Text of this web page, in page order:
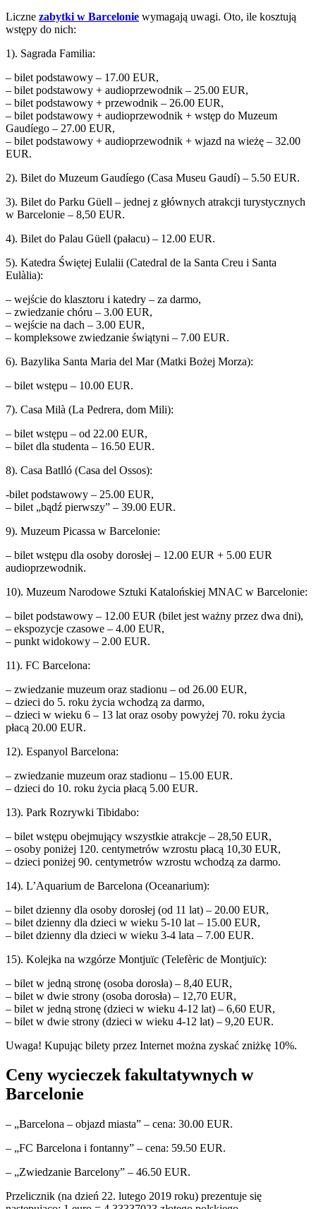
Liczne zabytki w Barcelonie wymagają uwagi. Oto, ile kosztują
wstępy do nich:
1). Sagrada Familia:
– bilet podstawowy – 17.00 EUR,
– bilet podstawowy + audioprzewodnik – 25.00 EUR,
– bilet podstawowy + przewodnik – 26.00 EUR,
– bilet podstawowy + audioprzewodnik + wstęp do Muzeum
Gaudíego – 27.00 EUR,
– bilet podstawowy + audioprzewodnik + wjazd na wieżę – 32.00
EUR.
2). Bilet do Muzeum Gaudíego (Casa Museu Gaudí) – 5.50 EUR.
3). Bilet do Parku Güell – jednej z głównych atrakcji turystycznych
w Barcelonie – 8,50 EUR.
4). Bilet do Palau Güell (pałacu) – 12.00 EUR.
5). Katedra Świętej Eulalii (Catedral de la Santa Creu i Santa
Eulàlia):
– wejście do klasztoru i katedry – za darmo,
– zwiedzanie chóru – 3.00 EUR,
– wejście na dach – 3.00 EUR,
– kompleksowe zwiedzanie świątyni – 7.00 EUR.
6). Bazylika Santa Maria del Mar (Matki Bożej Morza):
– bilet wstępu – 10.00 EUR.
7). Casa Milà (La Pedrera, dom Mili):
– bilet wstępu – od 22.00 EUR,
– bilet dla studenta – 16.50 EUR.
8). Casa Batlló (Casa del Ossos):
-bilet podstawowy – 25.00 EUR,
– bilet „bądź pierwszy” – 39.00 EUR.
9). Muzeum Picassa w Barcelonie:
– bilet wstępu dla osoby dorosłej – 12.00 EUR + 5.00 EUR
audioprzewodnik.
10). Muzeum Narodowe Sztuki Katalońskiej MNAC w Barcelonie:
– bilet podstawowy – 12.00 EUR (bilet jest ważny przez dwa dni),
– ekspozycje czasowe – 4.00 EUR,
– punkt widokowy – 2.00 EUR.
11). FC Barcelona:
– zwiedzanie muzeum oraz stadionu – od 26.00 EUR,
– dzieci do 5. roku życia wchodzą za darmo,
– dzieci w wieku 6 – 13 lat oraz osoby powyżej 70. roku życia
płacą 20.00 EUR.
12). Espanyol Barcelona:
– zwiedzanie muzeum oraz stadionu – 15.00 EUR.
– dzieci do 10. roku życia płacą 5.00 EUR.
13). Park Rozrywki Tibidabo:
– bilet wstępu obejmujący wszystkie atrakcje – 28,50 EUR,
– osoby poniżej 120. centymetrów wzrostu płacą 10,30 EUR,
– dzieci poniżej 90. centymetrów wzrostu wchodzą za darmo.
14). L’Aquarium de Barcelona (Oceanarium):
– bilet dzienny dla osoby dorosłej (od 11 lat) – 20.00 EUR,
– bilet dzienny dla dzieci w wieku 5-10 lat – 15.00 EUR,
– bilet dzienny dla dzieci w wieku 3-4 lata – 7.00 EUR.
15). Kolejka na wzgórze Montjuïc (Telefèric de Montjuïc):
– bilet w jedną stronę (osoba dorosła) – 8,40 EUR,
– bilet w dwie strony (osoba dorosła) – 12,70 EUR,
– bilet w jedną stronę (dzieci w wieku 4-12 lat) – 6,60 EUR,
– bilet w dwie strony (dzieci w wieku 4-12 lat) – 9,20 EUR.
Uwaga! Kupując bilety przez Internet można zyskać zniżkę 10%.
Ceny wycieczek fakultatywnych w
Barcelonie
– „Barcelona – objazd miasta” – cena: 30.00 EUR.
– „FC Barcelona i fontanny” – cena: 59.50 EUR.
– „Zwiedzanie Barcelony” – 46.50 EUR.
Przelicznik (na dzień 22. lutego 2019 roku) prezentuje się